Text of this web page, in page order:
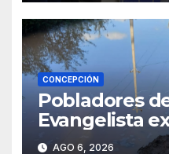
CONCEPCIÓN
Pobladores
Evangelista
urgente de
AGO 6, 2026